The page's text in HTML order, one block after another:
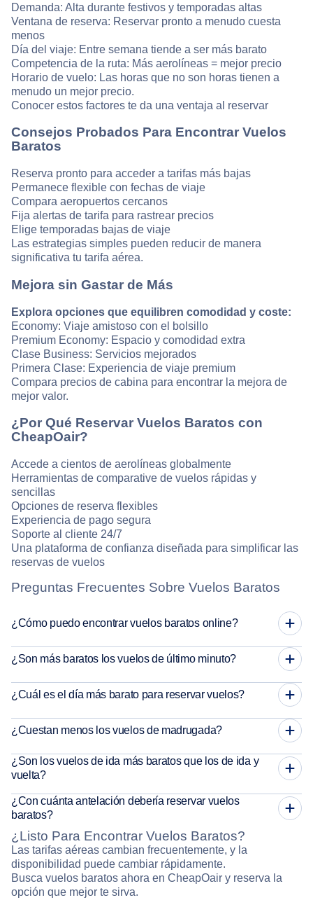
Demanda: Alta durante festivos y temporadas altas
Ventana de reserva: Reservar pronto a menudo cuesta
menos
Día del viaje: Entre semana tiende a ser más barato
Competencia de la ruta: Más aerolíneas = mejor precio
Horario de vuelo: Las horas que no son horas tienen a
menudo un mejor precio.
Conocer estos factores te da una ventaja al reservar
Consejos Probados Para Encontrar Vuelos
Baratos
Reserva pronto para acceder a tarifas más bajas
Permanece flexible con fechas de viaje
Compara aeropuertos cercanos
Fija alertas de tarifa para rastrear precios
Elige temporadas bajas de viaje
Las estrategias simples pueden reducir de manera
significativa tu tarifa aérea.
Mejora sin Gastar de Más
Explora opciones que equilibren comodidad y coste:
Economy: Viaje amistoso con el bolsillo
Premium Economy: Espacio y comodidad extra
Clase Business: Servicios mejorados
Primera Clase: Experiencia de viaje premium
Compara precios de cabina para encontrar la mejora de
mejor valor.
¿Por Qué Reservar Vuelos Baratos con
CheapOair?
Accede a cientos de aerolíneas globalmente
Herramientas de comparative de vuelos rápidas y
sencillas
Opciones de reserva flexibles
Experiencia de pago segura
Soporte al cliente 24/7
Una plataforma de confianza diseñada para simplificar las
reservas de vuelos
Preguntas Frecuentes Sobre Vuelos Baratos
¿Cómo puedo encontrar vuelos baratos online?
¿Son más baratos los vuelos de último minuto?
¿Cuál es el día más barato para reservar vuelos?
¿Cuestan menos los vuelos de madrugada?
¿Son los vuelos de ida más baratos que los de ida y
vuelta?
¿Con cuánta antelación debería reservar vuelos
baratos?
¿Listo Para Encontrar Vuelos Baratos?
Las tarifas aéreas cambian frecuentemente, y la
disponibilidad puede cambiar rápidamente.
Busca vuelos baratos ahora en CheapOair y reserva la
opción que mejor te sirva.